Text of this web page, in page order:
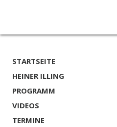
STARTSEITE
HEINER ILLING
PROGRAMM
VIDEOS
TERMINE